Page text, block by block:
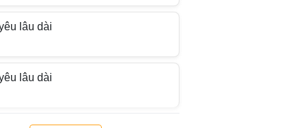
lâu dài
lâu dài